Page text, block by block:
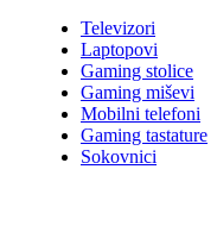
Televizori
Laptopovi
Gaming stolice
Gaming miševi
Mobilni telefoni
Gaming tastature
Sokovnici